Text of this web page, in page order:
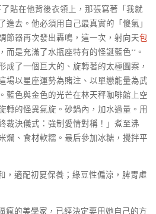
貼在他背後衣領上，那張寫著「我就
進去。他必須用自己最真實的「傻氣」
節器再次發出轟鳴，這一次，射向天包
而是充滿了水瓶座特有的怪誕藍色**。
成了一個巨大的、旋轉著的太極圖案，
場以星座運勢為賭注、以單戀能量為武
藍色與金色的光芒在林天秤咖啡館上空
轉的怪異氣旋。砂鍋內，加水過量。用
裁決儀式：強制愛情對稱！」煮至沸
爛、食材軟糯。最后參加冰糖，攪拌平
，適配初夏保養；綠豆性偏涼，脾胃虛
瘋的美學家，已經決定要用她自己的方